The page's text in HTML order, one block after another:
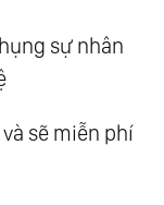
sự nhân
sẽ miễn phí